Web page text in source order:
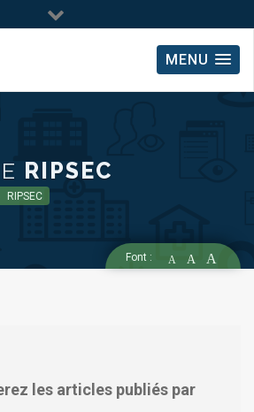
MENU
RIPSEC
RIPSEC
Font : A A A
les articles publiés par